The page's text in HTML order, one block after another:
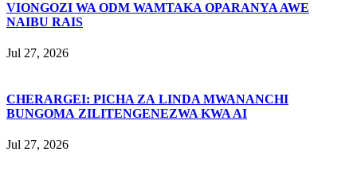
VIONGOZI WA ODM WAMTAKA OPARANYA AWE
NAIBU RAIS
Jul 27, 2026
CHERARGEI: PICHA ZA LINDA MWANANCHI
BUNGOMA ZILITENGENEZWA KWA AI
Jul 27, 2026